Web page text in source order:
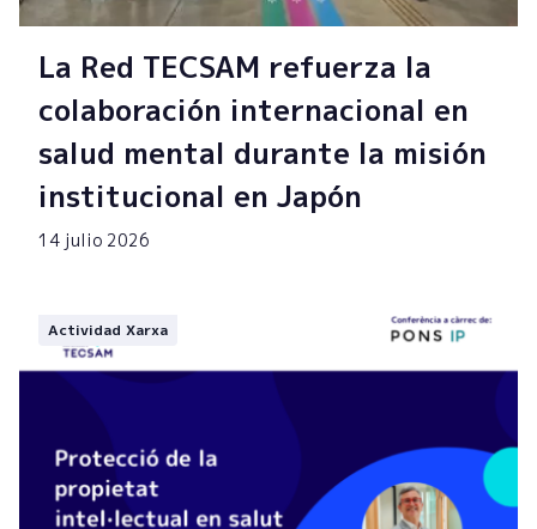
La Red TECSAM refuerza la
colaboración internacional en
salud mental durante la misión
institucional en Japón
14 julio 2026
Actividad Xarxa